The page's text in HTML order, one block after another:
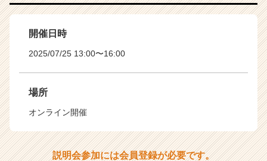
開催日時
2025/07/25 13:00〜16:00
場所
オンライン開催
説明会参加には会員登録が必要です。